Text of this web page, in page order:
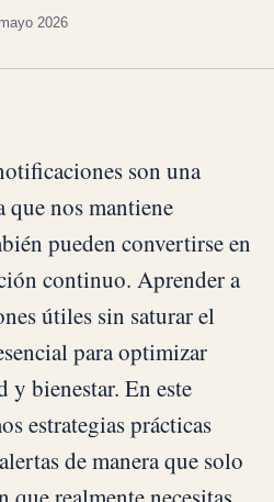
2026
son una
que nos mantiene
pueden convertirse en
continuo. Aprender a
útiles sin saturar el
para optimizar
bienestar. En este
estrategias prácticas
de manera que solo